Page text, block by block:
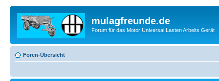
mulagfreunde.de
Forum für das Motor Universal Lasten Arbeits Gerät
Foren-Übersicht